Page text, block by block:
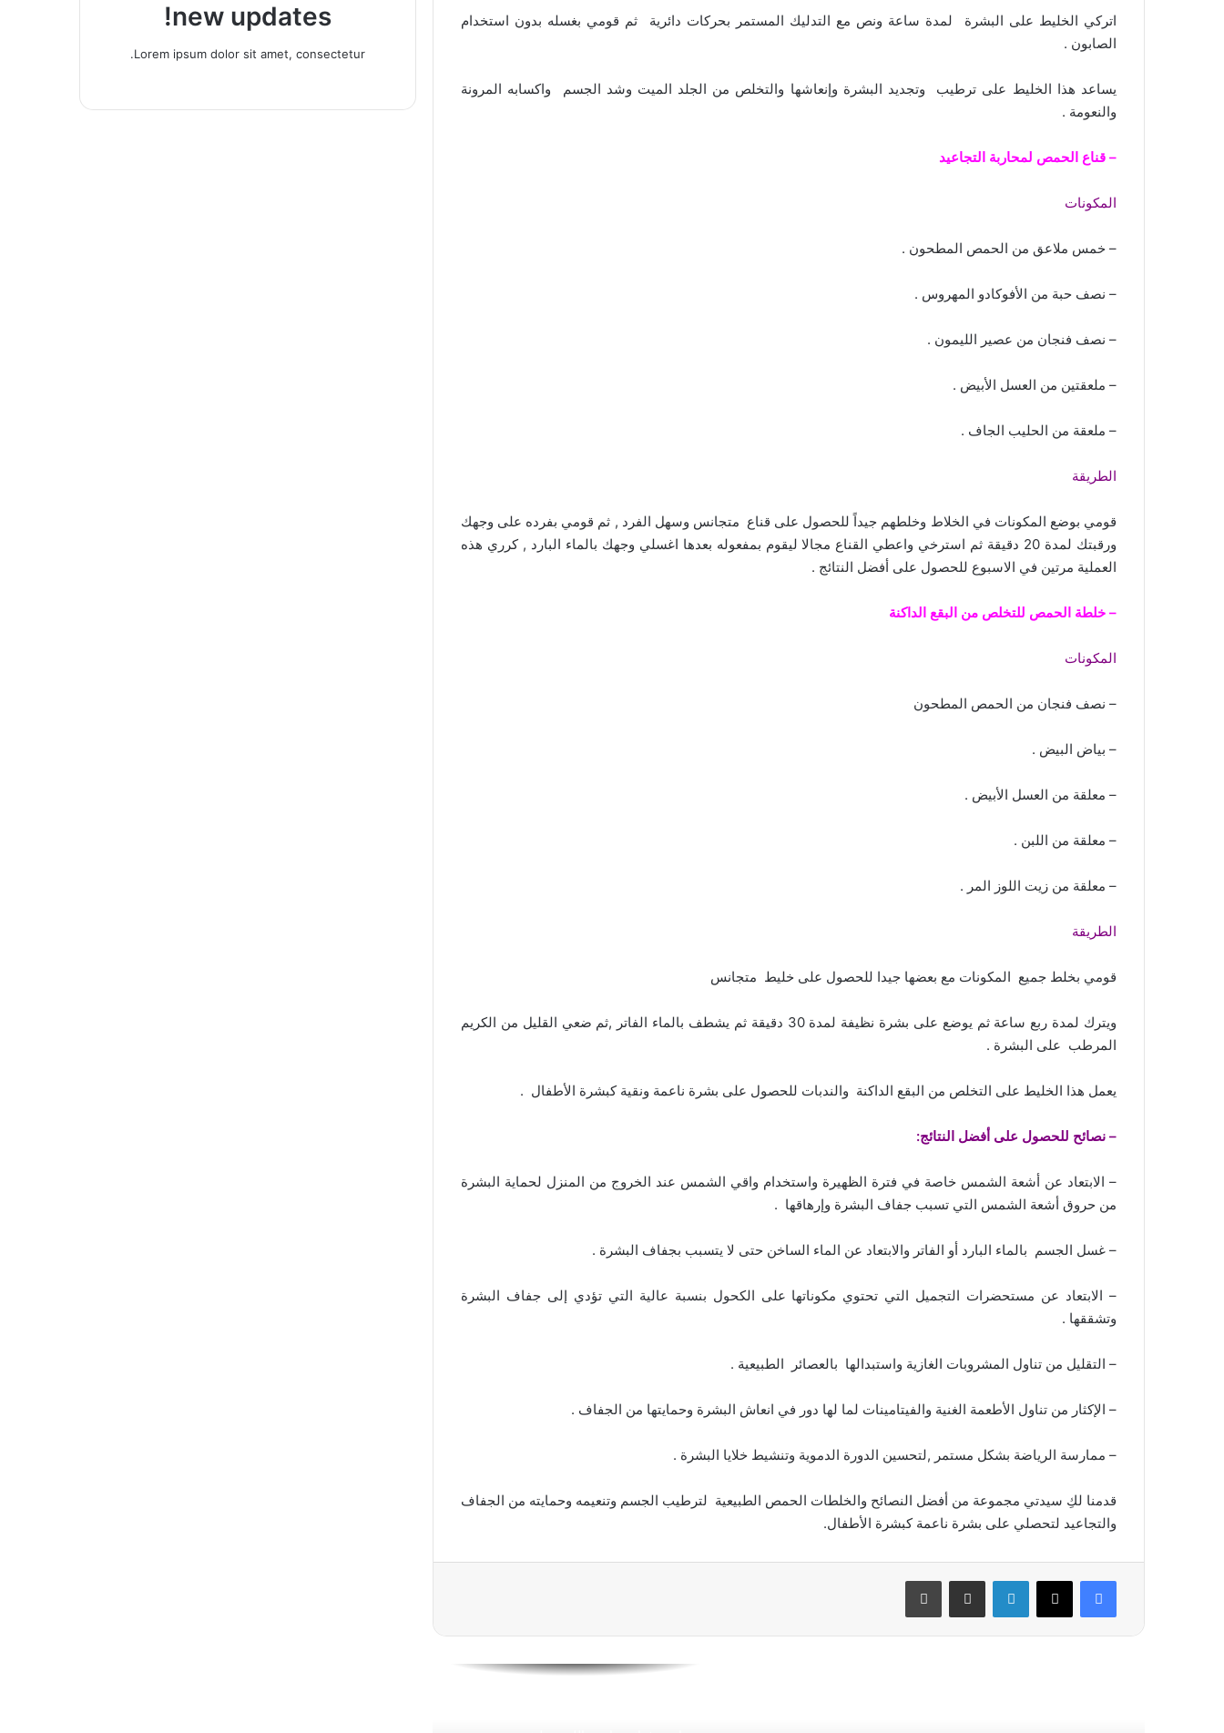
اتركي الخليط على البشرة لمدة ساعة ونص مع التدليك المستمر بحركات دائرية ثم قومي بغسله بدون استخدام
الصابون .
يساعد هذا الخليط على ترطيب وتجديد البشرة وإنعاشها والتخلص من الجلد الميت وشد الجسم واكسابه المرونة
والنعومة .
– قناع الحمص لمحاربة التجاعيد
المكونات
– خمس ملاعق من الحمص المطحون .
– نصف حبة من الأفوكادو المهروس .
– نصف فنجان من عصير الليمون .
– ملعقتين من العسل الأبيض .
– ملعقة من الحليب الجاف .
الطريقة
قومي بوضع المكونات في الخلاط وخلطهم جيداً للحصول على قناع متجانس وسهل الفرد , ثم قومي بفرده على وجهك
ورقبتك لمدة 20 دقيقة ثم استرخي واعطي القناع مجالا ليقوم بمفعوله بعدها اغسلي وجهك بالماء البارد , كرري هذه
العملية مرتين في الاسبوع للحصول على أفضل النتائج .
– خلطة الحمص للتخلص من البقع الداكنة
المكونات
– نصف فنجان من الحمص المطحون
– بياض البيض .
– معلقة من العسل الأبيض .
– معلقة من اللبن .
– معلقة من زيت اللوز المر .
الطريقة
قومي بخلط جميع المكونات مع بعضها جيدا للحصول على خليط متجانس
ويترك لمدة ربع ساعة ثم يوضع على بشرة نظيفة لمدة 30 دقيقة ثم يشطف بالماء الفاتر ,ثم ضعي القليل من الكريم
المرطب على البشرة .
يعمل هذا الخليط على التخلص من البقع الداكنة والندبات للحصول على بشرة ناعمة ونقية كبشرة الأطفال .
– نصائح للحصول على أفضل النتائج:
– الابتعاد عن أشعة الشمس خاصة في فترة الظهيرة واستخدام واقي الشمس عند الخروج من المنزل لحماية البشرة
من حروق أشعة الشمس التي تسبب جفاف البشرة وإرهاقها .
– غسل الجسم بالماء البارد أو الفاتر والابتعاد عن الماء الساخن حتى لا يتسبب بجفاف البشرة .
– الابتعاد عن مستحضرات التجميل التي تحتوي مكوناتها على الكحول بنسبة عالية التي تؤدي إلى جفاف البشرة
وتشققها .
– التقليل من تناول المشروبات الغازية واستبدالها بالعصائر الطبيعية .
– الإكثار من تناول الأطعمة الغنية والفيتامينات لما لها دور في انعاش البشرة وحمايتها من الجفاف .
– ممارسة الرياضة بشكل مستمر ,لتحسين الدورة الدموية وتنشيط خلايا البشرة .
قدمنا لكِ سيدتي مجموعة من أفضل النصائح والخلطات الحمص الطبيعية لترطيب الجسم وتنعيمه وحمايته من الجفاف
والتجاعيد لتحصلي على بشرة ناعمة كبشرة الأطفال.
فيسبوك لينكدإن
وصفات طبيعية لترطيب البشرة الجافة
جفافها خلال الصيف
والهالات السوداء
new updates!
Lorem ipsum dolor sit amet, consectetur.